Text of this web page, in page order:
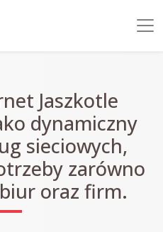
Jaszkotle
dynamiczny
sieciowych,
zarówno
oraz firm.